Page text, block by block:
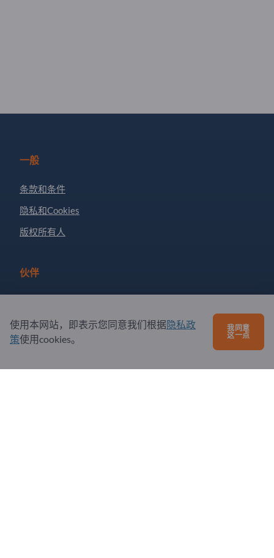
一般
条款和条件
隐私和Cookies
版权所有人
伙伴
订阅新闻
使用本网站，即表示您同意我们根据隐私政
策使用cookies。
我同意
这一点